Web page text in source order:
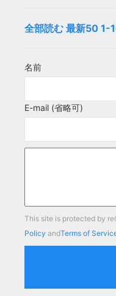
全部読む 最新50 1-
名前
E-mail (省略可)
This site is protected by
Policy andTerms of